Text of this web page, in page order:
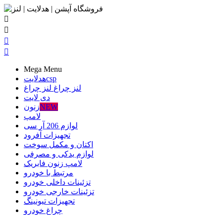




Mega Menu
هدلایتcsp
لنز چراغ لنز چراغ
دی لایت
زنونNEW
لامپ
لوازم 206 آر سی
تجهیزات آفرود
اکتان و مکمل سوخت
لوازم یدکی و مصرفی
لامپ زنون فابریک
مرتبط با خودرو
تزئینات داخلی خودرو
تزئینات خارجی خودرو
تجهیزات تیونینگ
چراغ خودرو